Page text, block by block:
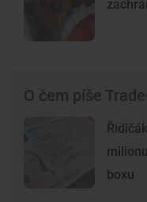
O čem píše
boxu